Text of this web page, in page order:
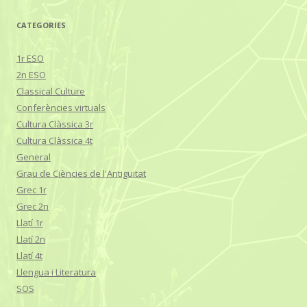
CATEGORIES
1r ESO
2n ESO
Classical Culture
Conferències virtuals
Cultura Clàssica 3r
Cultura Clàssica 4t
General
Grau de Ciències de l'Antiguitat
Grec 1r
Grec 2n
Llatí 1r
Llatí 2n
Llatí 4t
Llengua i Literatura
SOS